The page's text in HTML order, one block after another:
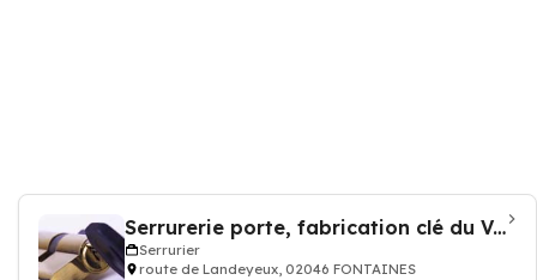
Serrurerie porte, fabrication clé du Val-de-Ruz
Serrurier
route de Landeyeux, 02046 FONTAINES